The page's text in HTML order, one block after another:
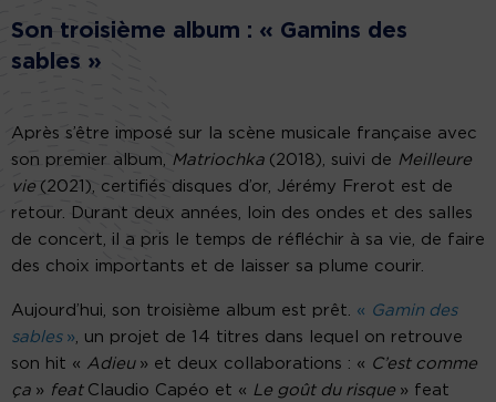
Son troisième album : « Gamins des
sables »
Après s’être imposé sur la scène musicale française avec
son premier album, Matriochka (2018), suivi de Meilleure
vie (2021), certifiés disques d’or, Jérémy Frerot est de
retour. Durant deux années, loin des ondes et des salles
de concert, il a pris le temps de réfléchir à sa vie, de faire
des choix importants et de laisser sa plume courir.
Aujourd’hui, son troisième album est prêt. « Gamin des
sables », un projet de 14 titres dans lequel on retrouve
son hit « Adieu » et deux collaborations : « C’est comme
ça » feat Claudio Capéo et « Le goût du risque » feat